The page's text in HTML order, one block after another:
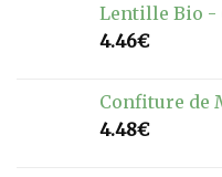
Lentille Bio -
4.46€
Confiture de
4.48€